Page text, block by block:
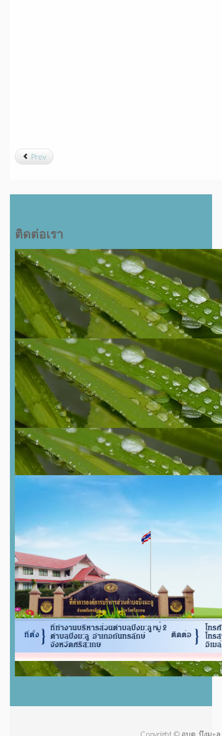
Prev
ติดต่อเรา
Copyright © อบต. บึงมะ